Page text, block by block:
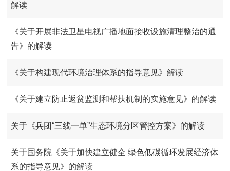
解读
《关于开展非法卫星电视广播地面接收设施清理整治的通
告》的解读
《关于构建现代环境治理体系的指导意见》解读
《关于建立防止返贫监测和帮扶机制的实施意见》的解读
关于《兵团“三线一单”生态环境分区管控方案》的解读
关于国务院《关于加快建立健全 绿色低碳循环发展经济体
系的指导意见》的解读